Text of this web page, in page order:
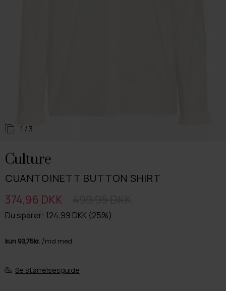
1 / 3
Culture
CUANTOINETT BUTTON SHIRT
Du sparer: 124,99 DKK (25%)
374,96 DKK
Se størrelsesguide